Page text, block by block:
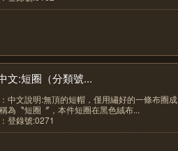
文:短圈（分類號...
中文說明:無頂的短帽，僅用繡好的一條布圈成
為〝短圈〞，本件短圈在黑色絨布...
登錄號:0271